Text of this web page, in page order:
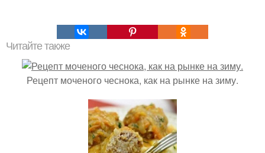
Читайте также
Рецепт моченого чеснока, как на рынке на зиму.